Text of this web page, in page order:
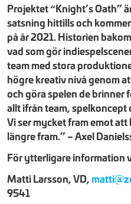
Projektet “Knight’s Oath”
satsning hittills och
på år 2021. Historien
vad som gör
team med stora
högre kreativ nivå genom
och göra spelen de
allt ifrån team,
Vi ser mycket fram emot
längre fram.” – Axel
För ytterligare information
Matti Larsson, VD,
9541